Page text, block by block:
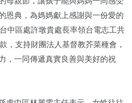
恩典，為媽媽獻上感謝與一份愛的
中區處許墩貴處長率領台電志工共
，支持財團法人基督教芥菜種會，
，一同傳遞真實良善與美好的祝